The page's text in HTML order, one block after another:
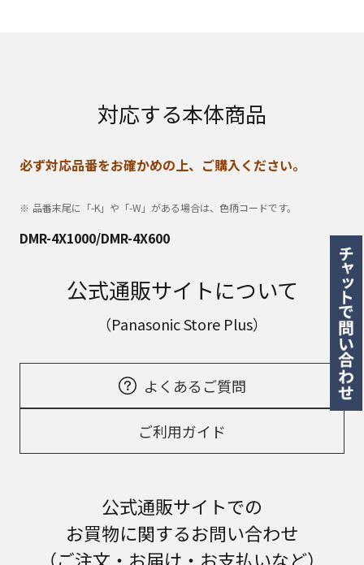
対応する本体商品
必ず対応品番をお確かめの上、ご購入ください。
品番末尾に「-K」や「-W」がある場合は、色柄コードです。
DMR-4X1000/DMR-4X600
公式通販サイトについて
（Panasonic Store Plus）
よくあるご質問
ご利用ガイド
公式通販サイトでの
お買物に関するお問い合わせ
（ご注文・お届け・お支払いなど）